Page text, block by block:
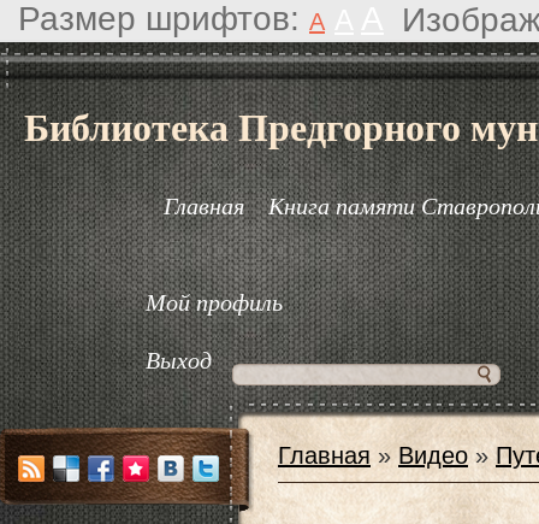
Размер шрифтов: A
Библиотека Предгорного
Главная Книга памяти
Мой профиль
Выход
Главная »Видео »